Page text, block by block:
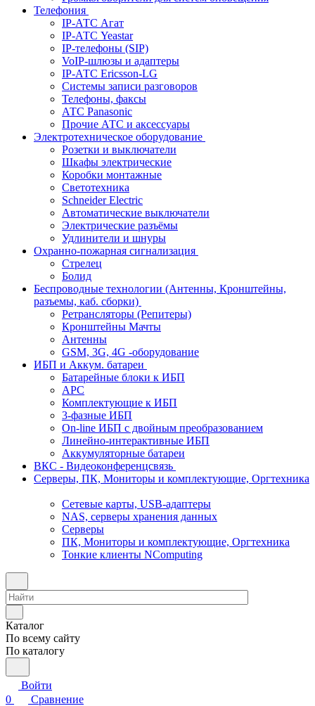
Телефония
IP-АТС Агат
IP-АТС Yeastar
IP-телефоны (SIP)
VoIP-шлюзы и адаптеры
IP-АТС Ericsson-LG
Системы записи разговоров
Телефоны, факсы
АТС Panasonic
Прочие АТС и аксессуары
Электротехническое оборудование
Розетки и выключатели
Шкафы электрические
Коробки монтажные
Светотехника
Schneider Electric
Автоматические выключатели
Электрические разъёмы
Удлинители и шнуры
Охранно-пожарная сигнализация
Стрелец
Болид
Беспроводные технологии (Антенны, Кронштейны,
разъемы, каб. сборки)
Ретрансляторы (Репитеры)
Кронштейны Мачты
Антенны
GSM, 3G, 4G -оборудование
ИБП и Аккум. батареи
Батарейные блоки к ИБП
APC
Комплектующие к ИБП
3-фазные ИБП
On-line ИБП с двойным преобразованием
Линейно-интерактивные ИБП
Аккумуляторные батареи
ВКС - Видеоконференцсвязь
Серверы, ПК, Мониторы и комплектующие, Оргтехника
Сетевые карты, USB-адаптеры
NAS, серверы хранения данных
Серверы
ПК, Мониторы и комплектующие, Оргтехника
Тонкие клиенты NComputing
Каталог
По всему сайту
По каталогу
Войти
0
Сравнение